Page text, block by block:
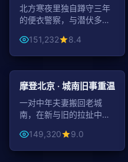
北方寒夜里独自蹲守三年
的便衣警察，与潜伏多年
151,232 8.4
都市
99:57
摩登北京 · 城南旧事重温
一对中年夫妻搬回老城
南，在新与旧的拉扯中重
149,320 9.0
44:06